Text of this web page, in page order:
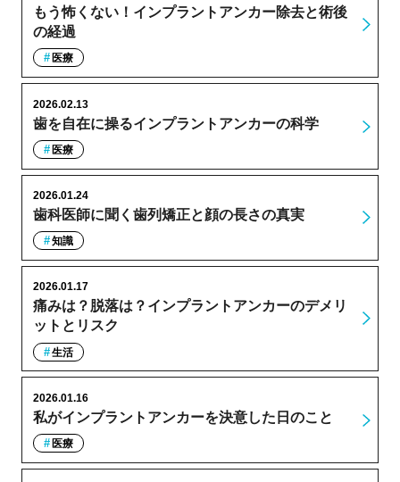
もう怖くない！インプラントアンカー除去と術後
の経過
医療
歯を自在に操るインプラントアンカーの科学
2026.02.13
医療
歯科医師に聞く歯列矯正と顔の長さの真実
2026.01.24
知識
痛みは？脱落は？インプラントアンカーのデメリ
ットとリスク
2026.01.17
生活
私がインプラントアンカーを決意した日のこと
2026.01.16
医療